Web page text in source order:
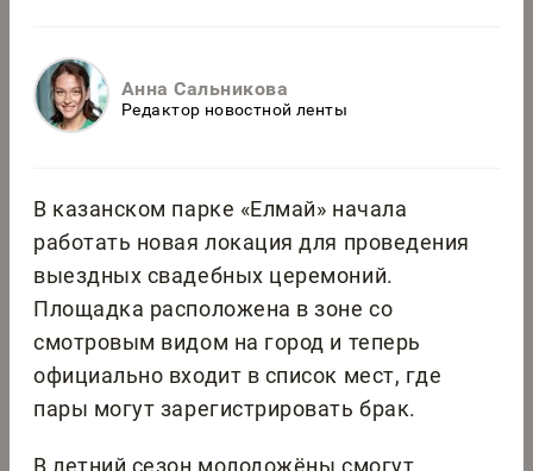
Анна Сальникова
Редактор новостной ленты
В казанском парке «Елмай» начала
работать новая локация для проведения
выездных свадебных церемоний.
Площадка расположена в зоне со
смотровым видом на город и теперь
официально входит в список мест, где
пары могут зарегистрировать брак.
В летний сезон молодожёны смогут